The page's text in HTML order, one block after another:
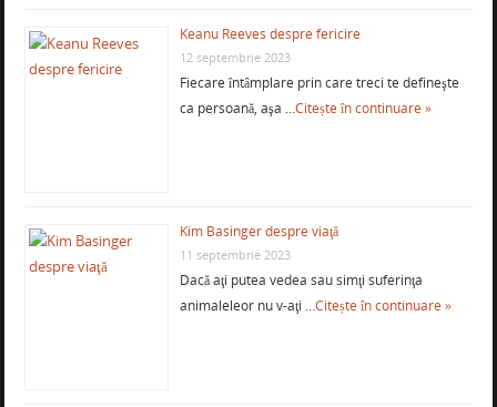
Keanu Reeves despre fericire
12 septembrie 2023
Fiecare întâmplare prin care treci te defineşte
ca persoană, aşa …Citește în continuare »
Kim Basinger despre viaţă
11 septembrie 2023
Dacă aţi putea vedea sau simţi suferinţa
animaleleor nu v-aţi …Citește în continuare »